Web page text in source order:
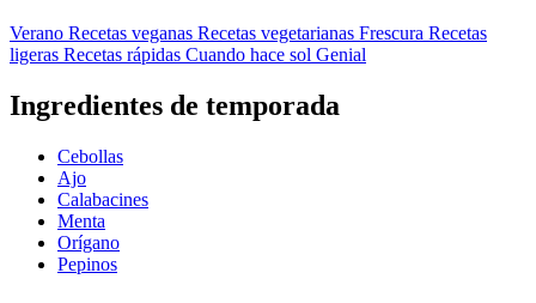
Verano Recetas veganas Recetas vegetarianas Frescura Recetas
ligeras Recetas rápidas Cuando hace sol Genial
Ingredientes de temporada
Cebollas
Ajo
Calabacines
Menta
Orígano
Pepinos